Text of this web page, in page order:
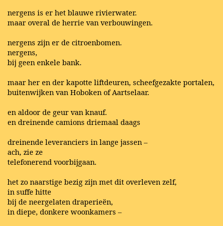
nergens is er het blauwe rivierwater.
maar overal de herrie van verbouwingen.
nergens zijn er de citroenbomen.
nergens,
bij geen enkele bank.
maar her en der kapotte liftdeuren, scheefgezakte portalen,
buitenwijken van Hoboken of Aartselaar.
en aldoor de geur van knauf.
en dreinende camions driemaal daags
dreinende leveranciers in lange jassen –
ach, zie ze
telefonerend voorbijgaan.
het zo naarstige bezig zijn met dit overleven zelf,
in suffe hitte
bij de neergelaten draperieën,
in diepe, donkere woonkamers –